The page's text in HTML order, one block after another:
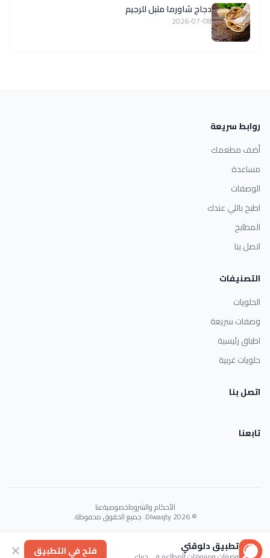
دجاج شاورما متبل للرجيم
2026-07-08
روابط سريعة
أضف مطعمك
مساعدة
الوصفات
اطبخ باللي عندك
المطابخ
اتصل بنا
التصنيفات
الحلويات
وصفات سريعة
اطباق رئيسية
حلويات غربية
اتصل بنا
تابعنا
الأحكام والشروطخصوصيةعنا
© 2026 Dlwaqty. جميع الحقوق محفوظة.
Powered byGAIT
تطبيق دلوقتي فتح في التطبيق